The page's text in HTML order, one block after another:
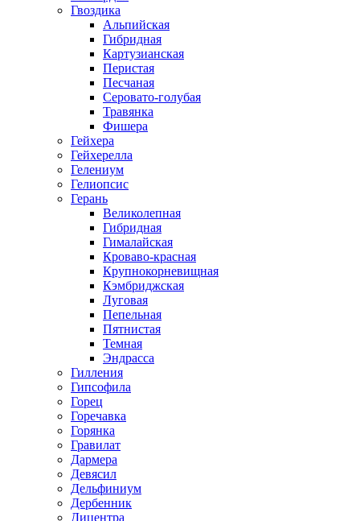
Гвоздика
Альпийская
Гибридная
Картузианская
Перистая
Песчаная
Серовато-голубая
Травянка
Фишера
Гейхера
Гейхерелла
Гелениум
Гелиопсис
Герань
Великолепная
Гибридная
Гималайская
Кроваво-красная
Крупнокорневищная
Кэмбриджская
Луговая
Пепельная
Пятнистая
Темная
Эндрасса
Гилления
Гипсофила
Горец
Горечавка
Горянка
Гравилат
Дармера
Девясил
Дельфиниум
Дербенник
Дицентра